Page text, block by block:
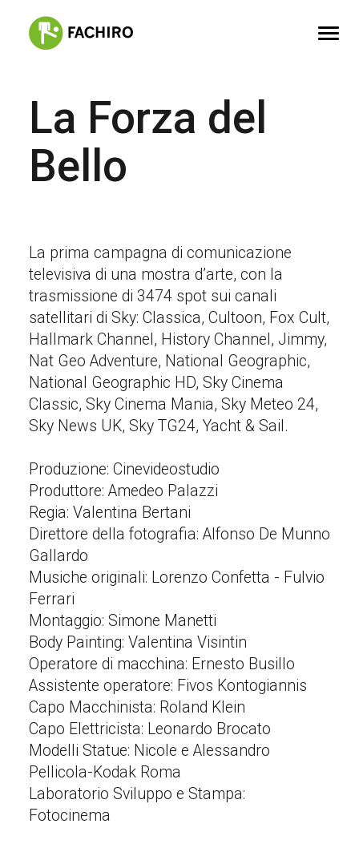
FACHIRO
PORTFOLIO
La Forza del
Bello
La prima campagna di comunicazione
televisiva di una mostra d’arte, con la
trasmissione di 3474 spot sui canali
satellitari di Sky: Classica, Cultoon, Fox Cult,
Hallmark Channel, History Channel, Jimmy,
Nat Geo Adventure, National Geographic,
National Geographic HD, Sky Cinema
Classic, Sky Cinema Mania, Sky Meteo 24,
Sky News UK, Sky TG24, Yacht & Sail.
Produzione: Cinevideostudio
Produttore: Amedeo Palazzi
Regia: Valentina Bertani
Direttore della fotografia: Alfonso De Munno
Gallardo
Musiche originali: Lorenzo Confetta - Fulvio
Ferrari
Montaggio: Simone Manetti
Body Painting: Valentina Visintin
Operatore di macchina: Ernesto Busillo
Assistente operatore: Fivos Kontogiannis
Capo Macchinista: Roland Klein
Capo Elettricista: Leonardo Brocato
Modelli Statue: Nicole e Alessandro
Pellicola-Kodak Roma
Laboratorio Sviluppo e Stampa:
Fotocinema